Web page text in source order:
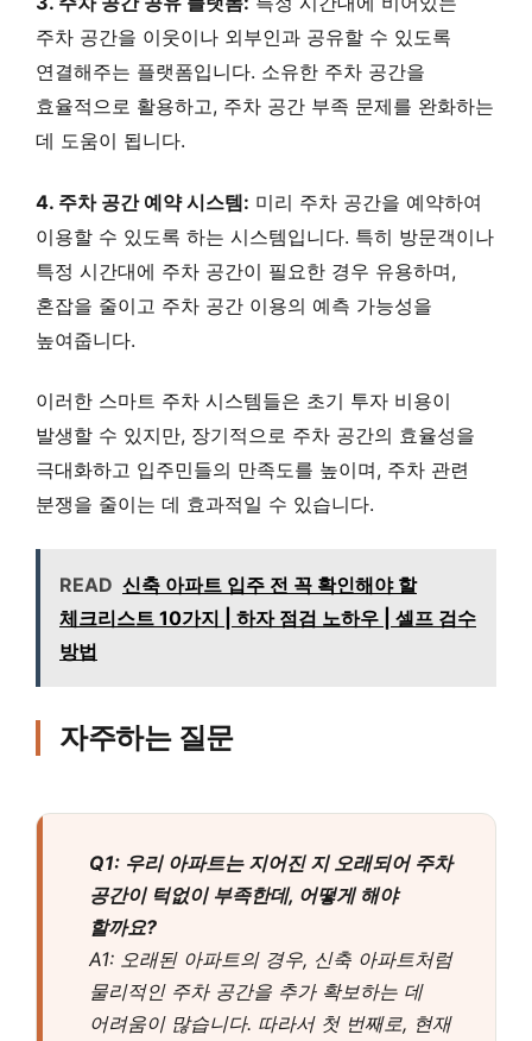
주차 공간을 이웃이나 외부인과 공유할 수 있도록
연결해주는 플랫폼입니다. 소유한 주차 공간을
효율적으로 활용하고, 주차 공간 부족 문제를 완화하는
데 도움이 됩니다.
4. 주차 공간 예약 시스템: 미리 주차 공간을 예약하여
이용할 수 있도록 하는 시스템입니다. 특히 방문객이나
특정 시간대에 주차 공간이 필요한 경우 유용하며,
혼잡을 줄이고 주차 공간 이용의 예측 가능성을
높여줍니다.
이러한 스마트 주차 시스템들은 초기 투자 비용이
발생할 수 있지만, 장기적으로 주차 공간의 효율성을
극대화하고 입주민들의 만족도를 높이며, 주차 관련
분쟁을 줄이는 데 효과적일 수 있습니다.
READ 신축 아파트 입주 전 꼭 확인해야 할
체크리스트 10가지 | 하자 점검 노하우 | 셀프 검수
방법
자주하는 질문
Q1: 우리 아파트는 지어진 지 오래되어 주차
공간이 턱없이 부족한데, 어떻게 해야
할까요?
A1: 오래된 아파트의 경우, 신축 아파트처럼
물리적인 주차 공간을 추가 확보하는 데
어려움이 많습니다. 따라서 첫 번째로, 현재